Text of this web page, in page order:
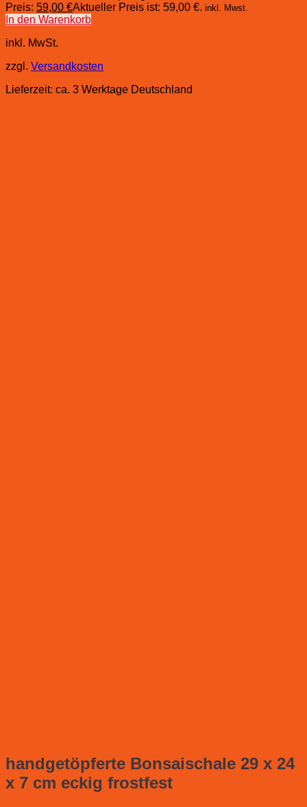
Preis: 59,00 €Aktueller Preis ist: 59,00 €. inkl. Mwst.
In den Warenkorb
inkl. MwSt.
zzgl. Versandkosten
Lieferzeit: ca. 3 Werktage Deutschland
handgetöpferte Bonsaischale 29 x 24
x 7 cm eckig frostfest